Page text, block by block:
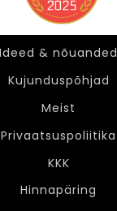
Ideed & nõuanded
Ideed & nõuanded
Kujunduspõhjad
Meist
Privaatsuspoliitika
KKK
Hinnapäring